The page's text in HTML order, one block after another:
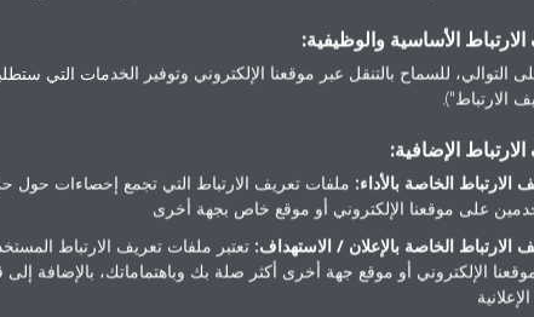
الجرائيم
الأساسية والوظيفية:
التوالي، للسماح بالتنقل عبر موقعنا الإلكتروني وتوفير الخدمات التي
الارتباط").
الإضافية:
الارتباط الخاصة بالأداء: ملفات تعريف الارتباط التي تجمع إحصاءات حول
على موقعنا الإلكتروني أو موقع خاص بجهة أخرى
الارتباط الخاصة بالإعلان / الاستهداف: تعتبر ملفات تعريف الارتباط
الإلكتروني أو موقع جهة أخرى أكثر صلة بك وباهتماماتك، بالإضافة